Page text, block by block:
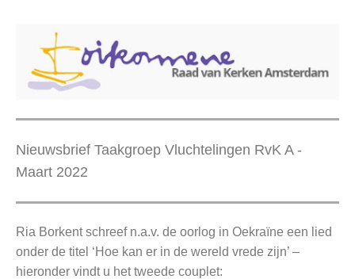
Nieuwsbrief Taakgroep Vluchtelingen RvK A -
Maart 2022
Ria Borkent schreef n.a.v. de oorlog in Oekraïne een lied
onder de titel ‘Hoe kan er in de wereld vrede zijn’ –
hieronder vindt u het tweede couplet: